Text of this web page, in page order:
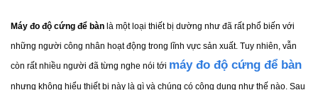
Máy đo độ cứng để bàn là một loại thiết bị dường như đã rất phổ biến với
những người công nhân hoạt động trong lĩnh vực sản xuất. Tuy nhiên, vẫn
còn rất nhiều người đã từng nghe nói tới máy đo độ cứng để bàn
nhưng không hiểu thiết bị này là gì và chúng có công dụng như thế nào. Sau